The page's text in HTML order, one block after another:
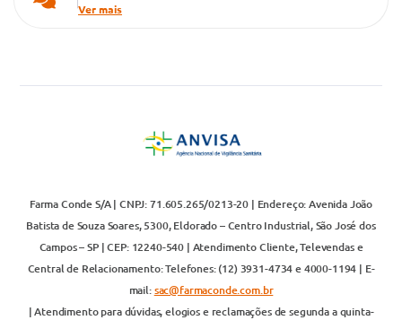
Ver mais
Farma Conde S/A | CNPJ: 71.605.265/0213-20 | Endereço: Avenida João
Batista de Souza Soares, 5300, Eldorado – Centro Industrial, São José dos
Campos – SP | CEP: 12240-540 | Atendimento Cliente, Televendas e
Central de Relacionamento: Telefones: (12) 3931-4734 e 4000-1194 | E-
mail:sac@farmaconde.com.br
| Atendimento para dúvidas, elogios e reclamações de segunda a quinta-